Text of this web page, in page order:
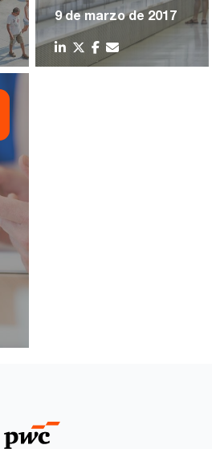
9 de marzo de 2017